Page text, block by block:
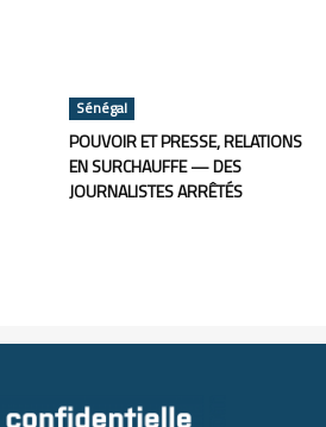
Sénégal
POUVOIR ET PRESSE, RELATIONS
EN SURCHAUFFE — DES
JOURNALISTES ARRÊTÉS